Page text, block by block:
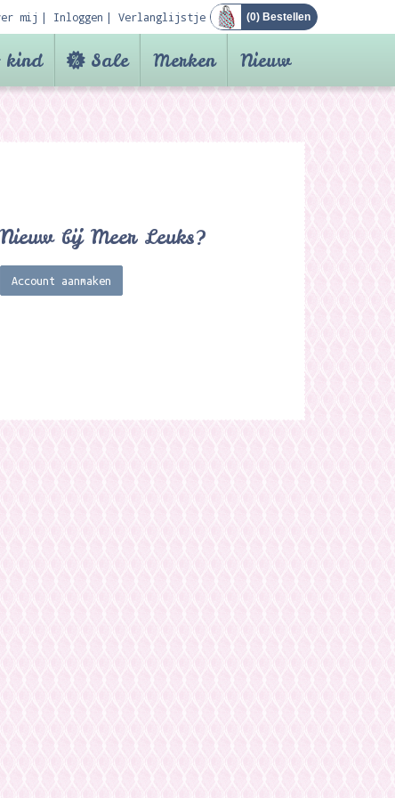
mij Inloggen Verlanglijstje (0) Bestellen
kind Sale Merken Nieuw
Nieuw bij Meer Leuks?
Account aanmaken